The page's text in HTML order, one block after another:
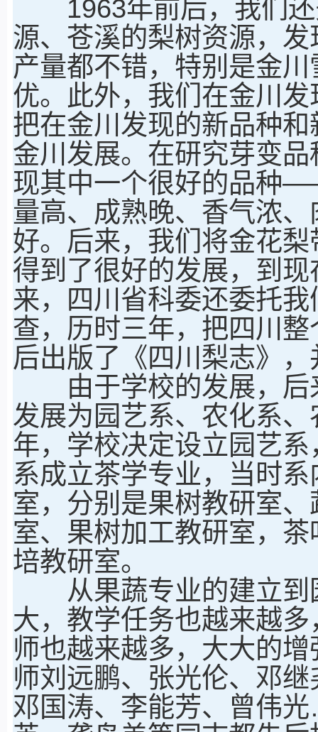
1963年前后，我们还
源、苍溪的梨树资源，
产量都不错，特别是金
优。此外，我们在金川
把在金川发现的新品种
金川发展。在研究芽变
现其中一个很好的品种
量高、成熟晚、香气浓
好。后来，我们将金花
得到了很好的发展，到
来，四川省科委还委托
查，历时三年，把四川
后出版了《四川梨志》
由于学校的发展，后
发展为园艺系、农化系
年，学校决定设立园艺
系成立茶学专业，当时
室，分别是果树教研室
室、果树加工教研室，
培教研室。
从果蔬专业的建立到
大，教学任务也越来越
师也越来越多，大大的
师刘远鹏、张光伦、邓
邓国涛、李能芳、曾伟